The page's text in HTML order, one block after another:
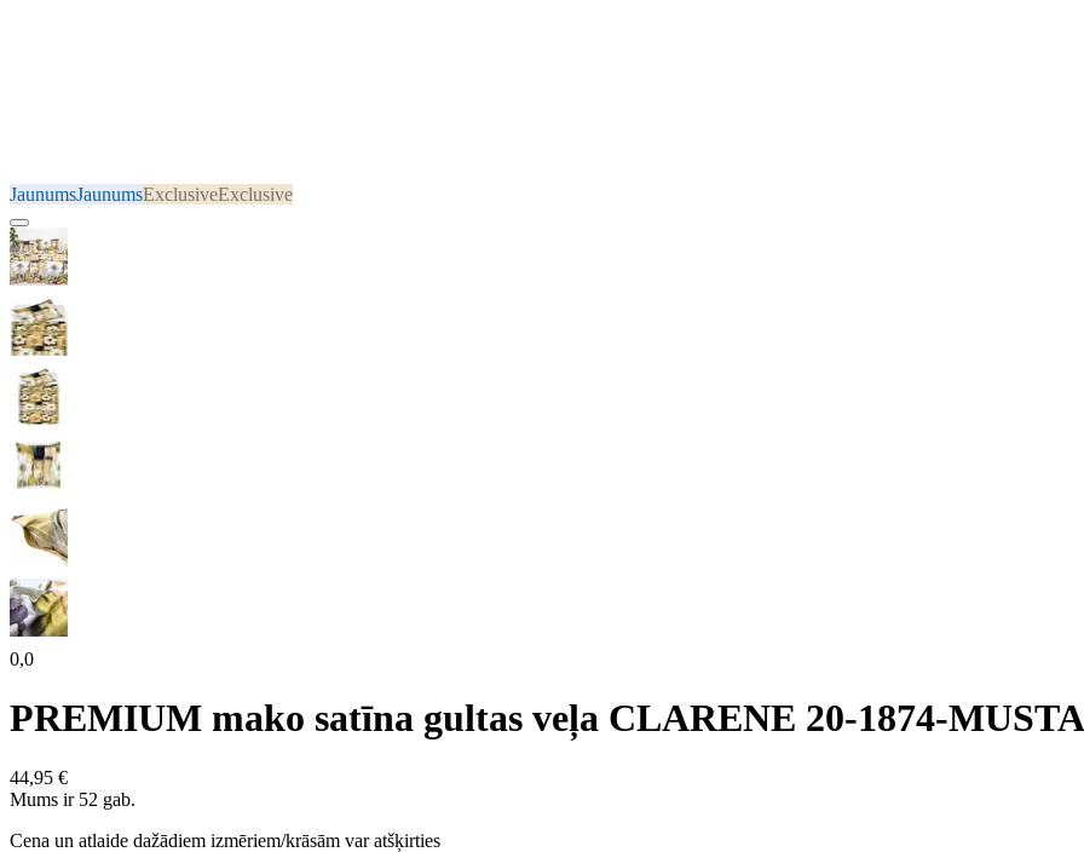
JaunumsJaunumsExclusiveExclusive
0,0
PREMIUM mako satīna gultas veļa CLARENE 20-1874-
44,95 €
Mums ir 52 gab.
Cena un atlaide dažādiem izmēriem/krāsām var atšķirties